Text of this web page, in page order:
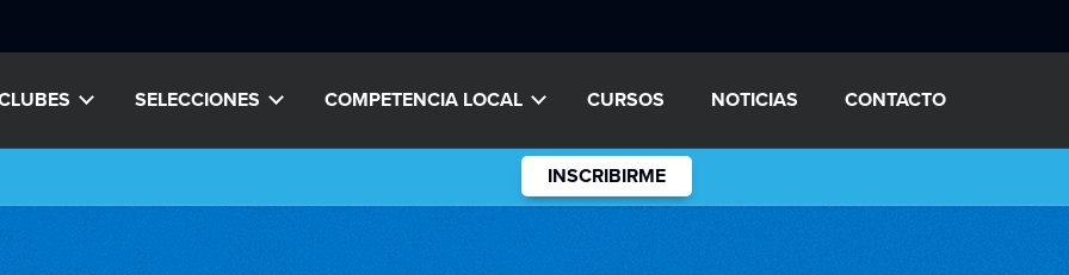
SELECCIONES COMPETENCIA LOCAL CURSOS NOTICIAS CONTACTO
INSCRIBIRME